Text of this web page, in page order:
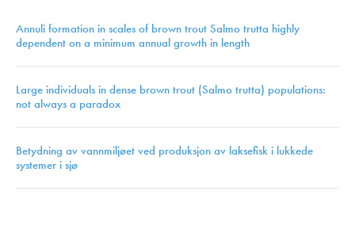
Annuli formation in scales of brown trout Salmo trutta highly
dependent on a minimum annual growth in length
Large individuals in dense brown trout (Salmo trutta) populations:
not always a paradox
Betydning av vannmiljøet ved produksjon av laksefisk i lukkede
systemer i sjø